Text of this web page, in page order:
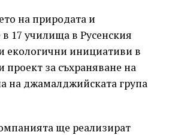
на природата и
17 училища в Русенския
екологични инициативи в
за съхраняване на
на джамалджийската група
ще реализират